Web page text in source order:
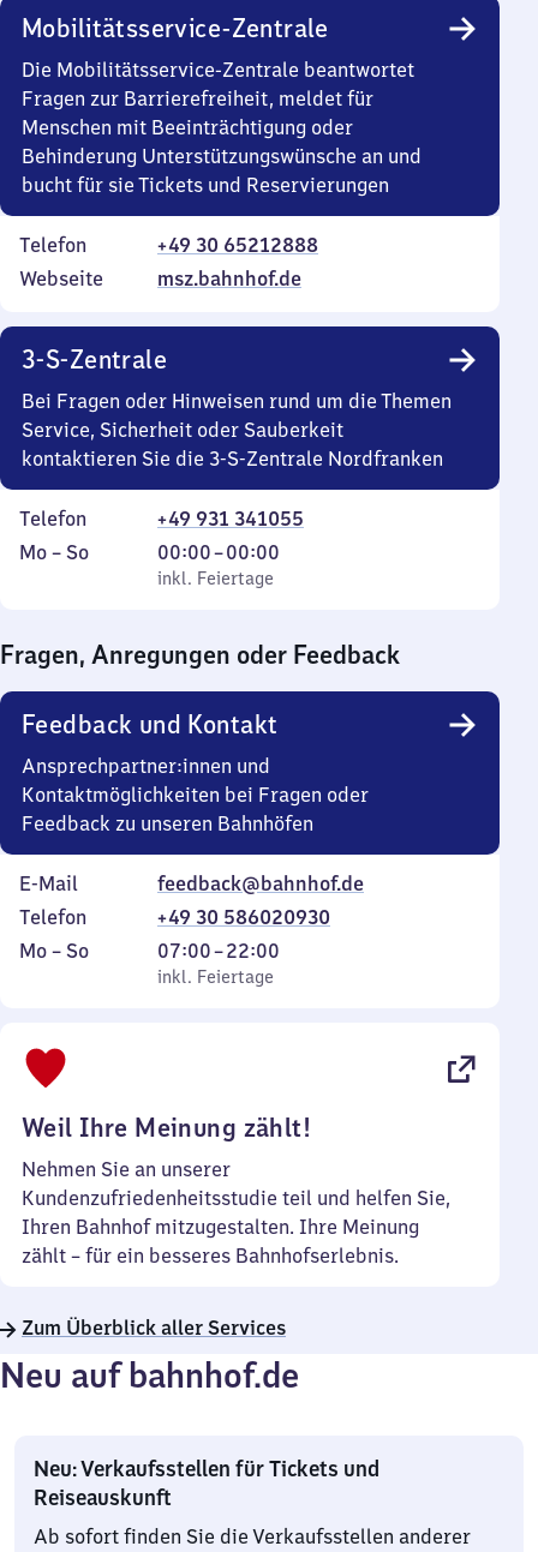
Mobilitätsservice-Zentrale
Die Mobilitätsservice-Zentrale beantwortet
Fragen zur Barrierefreiheit, meldet für
Menschen mit Beeinträchtigung oder
Behinderung Unterstützungswünsche an und
bucht für sie Tickets und Reservierungen
Telefon
+49 30 65212888
Webseite
msz.bahnhof.de
3-S-Zentrale
Bei Fragen oder Hinweisen rund um die Themen
Service, Sicherheit oder Sauberkeit
kontaktieren Sie die 3-S-Zentrale Nordfranken
Telefon
+49 931 341055
Montag
Mo – So,
inkl. Feiertage
00:00–00:00
Von
0
0
Uhr
inkl. Feiertage
Fragen, Anregungen oder Feedback
Feedback und Kontakt
Ansprechpartner:innen und
Kontaktmöglichkeiten bei Fragen oder
Feedback zu unseren Bahnhöfen
E-Mail
feedback@bahnhof.de
Telefon
+49 30 586020930
Montag
Mo – So,
inkl. Feiertage
07:00–22:00
Von
7
inkl. Feiertage
Weil Ihre Meinung zählt!
Nehmen Sie an unserer
Kundenzufriedenheitsstudie teil und helfen Sie,
Ihren Bahnhof mitzugestalten. Ihre Meinung
zählt – für ein besseres Bahnhofserlebnis.
Zum Überblick aller Services
Neu auf bahnhof.de
Neu: Verkaufsstellen für Tickets und
Reiseauskunft
Ab sofort finden Sie die Verkaufsstellen anderer